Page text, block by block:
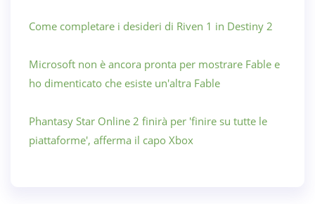
Come completare i desideri di Riven 1 in Destiny 2
Microsoft non è ancora pronta per mostrare Fable e
ho dimenticato che esiste un'altra Fable
Phantasy Star Online 2 finirà per 'finire su tutte le
piattaforme', afferma il capo Xbox